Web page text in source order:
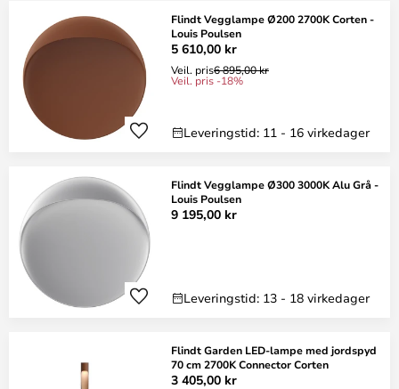
Flindt Vegglampe Ø200 2700K Corten -
Louis Poulsen
5 610,00 kr
Veil. pris6 895,00 kr
Veil. pris -18%
Leveringstid: 11 - 16 virkedager
Flindt Vegglampe Ø300 3000K Alu Grå -
Louis Poulsen
9 195,00 kr
Leveringstid: 13 - 18 virkedager
Flindt Garden LED-lampe med jordspyd
70 cm 2700K Connector Corten
3 405,00 kr